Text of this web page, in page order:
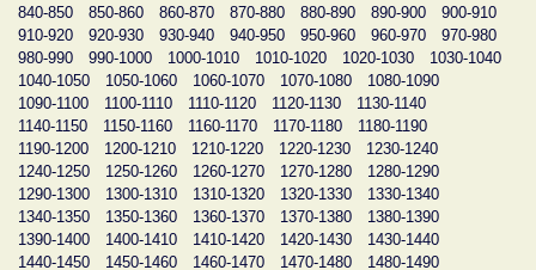
840-850
850-860 860-870 870-880 880-890 890-900
900-910
910-920
920-930 930-940 940-950 950-960 960-970
970-980
980-990
990-1000 1000-1010 1010-1020 1020-1030
1030-1040
1040-1050
1050-1060 1060-1070 1070-1080
1080-1090
1090-1100
1100-1110 1110-1120 1120-1130
1130-1140
1140-1150
1150-1160 1160-1170 1170-1180
1180-1190
1190-1200
1200-1210 1210-1220 1220-1230
1230-1240
1240-1250
1250-1260 1260-1270 1270-1280
1280-1290
1290-1300
1300-1310 1310-1320 1320-1330
1330-1340
1340-1350
1350-1360 1360-1370 1370-1380
1380-1390
1390-1400
1400-1410 1410-1420 1420-1430
1430-1440
1440-1450
1450-1460 1460-1470 1470-1480
1480-1490